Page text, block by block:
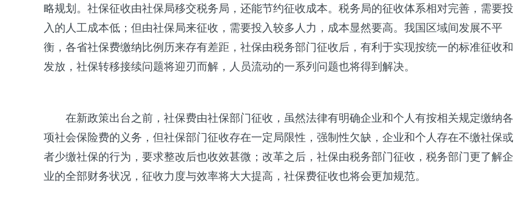
略规划。社保征收由社保局移交税务局，还能节约征收成本。税务局的征收体系相对完善，需要投
入的人工成本低；但由社保局来征收，需要投入较多人力，成本显然要高。我国区域间发展不平
衡，各省社保费缴纳比例历来存有差距，社保由税务部门征收后，有利于实现按统一的标准征收和
发放，社保转移接续问题将迎刃而解，人员流动的一系列问题也将得到解决。
在新政策出台之前，社保费由社保部门征收，虽然法律有明确企业和个人有按相关规定缴纳各
项社会保险费的义务，但社保部门征收存在一定局限性，强制性欠缺，企业和个人存在不缴社保或
者少缴社保的行为，要求整改后也收效甚微；改革之后，社保由税务部门征收，税务部门更了解企
业的全部财务状况，征收力度与效率将大大提高，社保费征收也将会更加规范。